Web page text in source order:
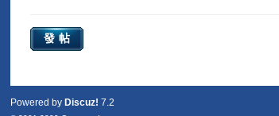
發帖
Powered by Discuz! 7.2